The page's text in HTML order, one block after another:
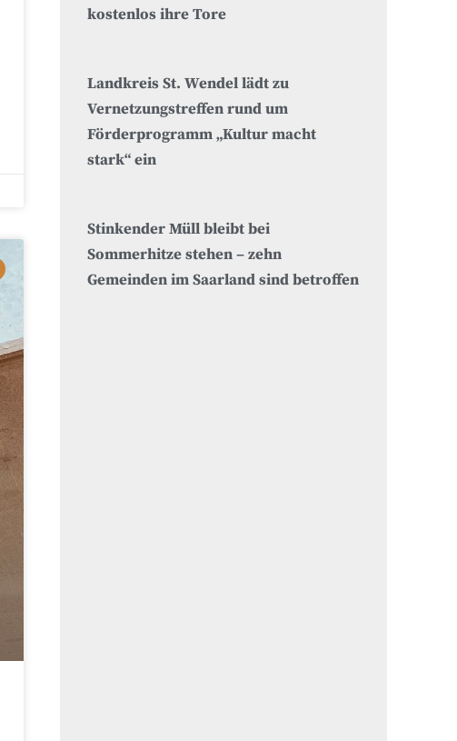
kostenlos ihre Tore
Landkreis St. Wendel lädt zu
Vernetzungstreffen rund um
Förderprogramm „Kultur macht
stark“ ein
Stinkender Müll bleibt bei
Sommerhitze stehen – zehn
Gemeinden im Saarland sind betroffen